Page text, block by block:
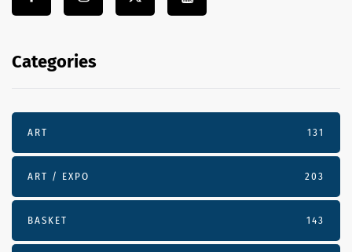
Categories
ART 131
ART / EXPO 203
BASKET 143